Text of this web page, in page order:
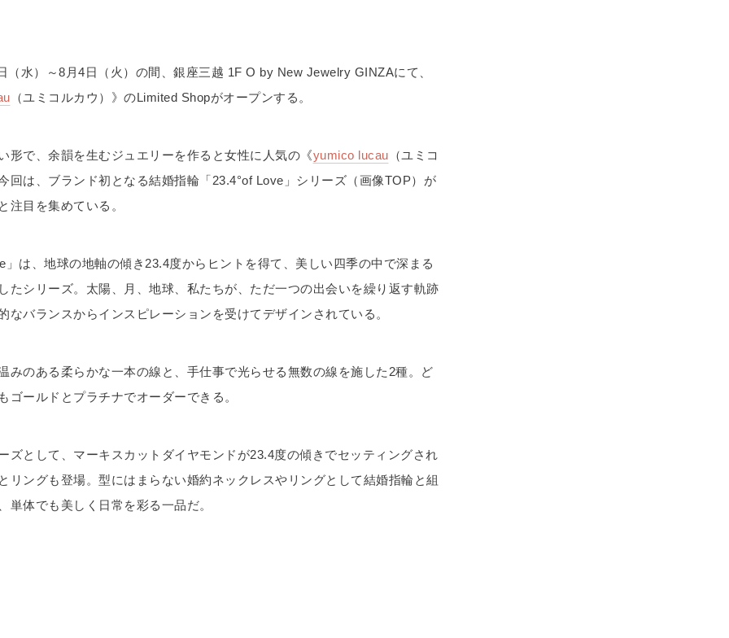
（水）～8月4日（火）の間、銀座三越 1F O by New Jewelry GINZAにて、
（ユミコルカウ）》のLimited Shopがオープンする。
形で、余韻を生むジュエリーを作ると女性に人気の《yumico lucau （ユミコ
回は、ブランド初となる結婚指輪「23.4°of Love」シリーズ（画像TOP）が
注目を集めている。
」は、地球の地軸の傾き23.4度からヒントを得て、美しい四季の中で深まる
たシリーズ。太陽、月、地球、私たちが、ただ一つの出会いを繰り返す軌跡
なバランスからインスピレーションを受けてデザインされている。
みのある柔らかな一本の線と、手仕事で光らせる無数の線を施した2種。ど
ゴールドとプラチナでオーダーできる。
ズとして、マーキスカットダイヤモンドが23.4度の傾きでセッティングされ
リングも登場。型にはまらない婚約ネックレスやリングとして結婚指輪と組
単体でも美しく日常を彩る一品だ。